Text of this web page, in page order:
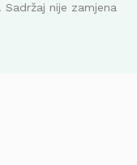
nije zamjena